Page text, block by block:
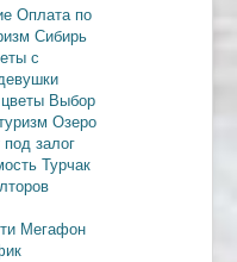
Оплата по
Сибирь
с
Выбор
Озеро
залог
Турчак
Мегафон